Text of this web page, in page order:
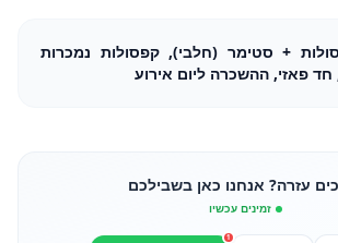
+ סטימר (חלבי), קפסולות נמכרות
עזרה? אנחנו כאן בשבילכם
זמינים עכשיו
1